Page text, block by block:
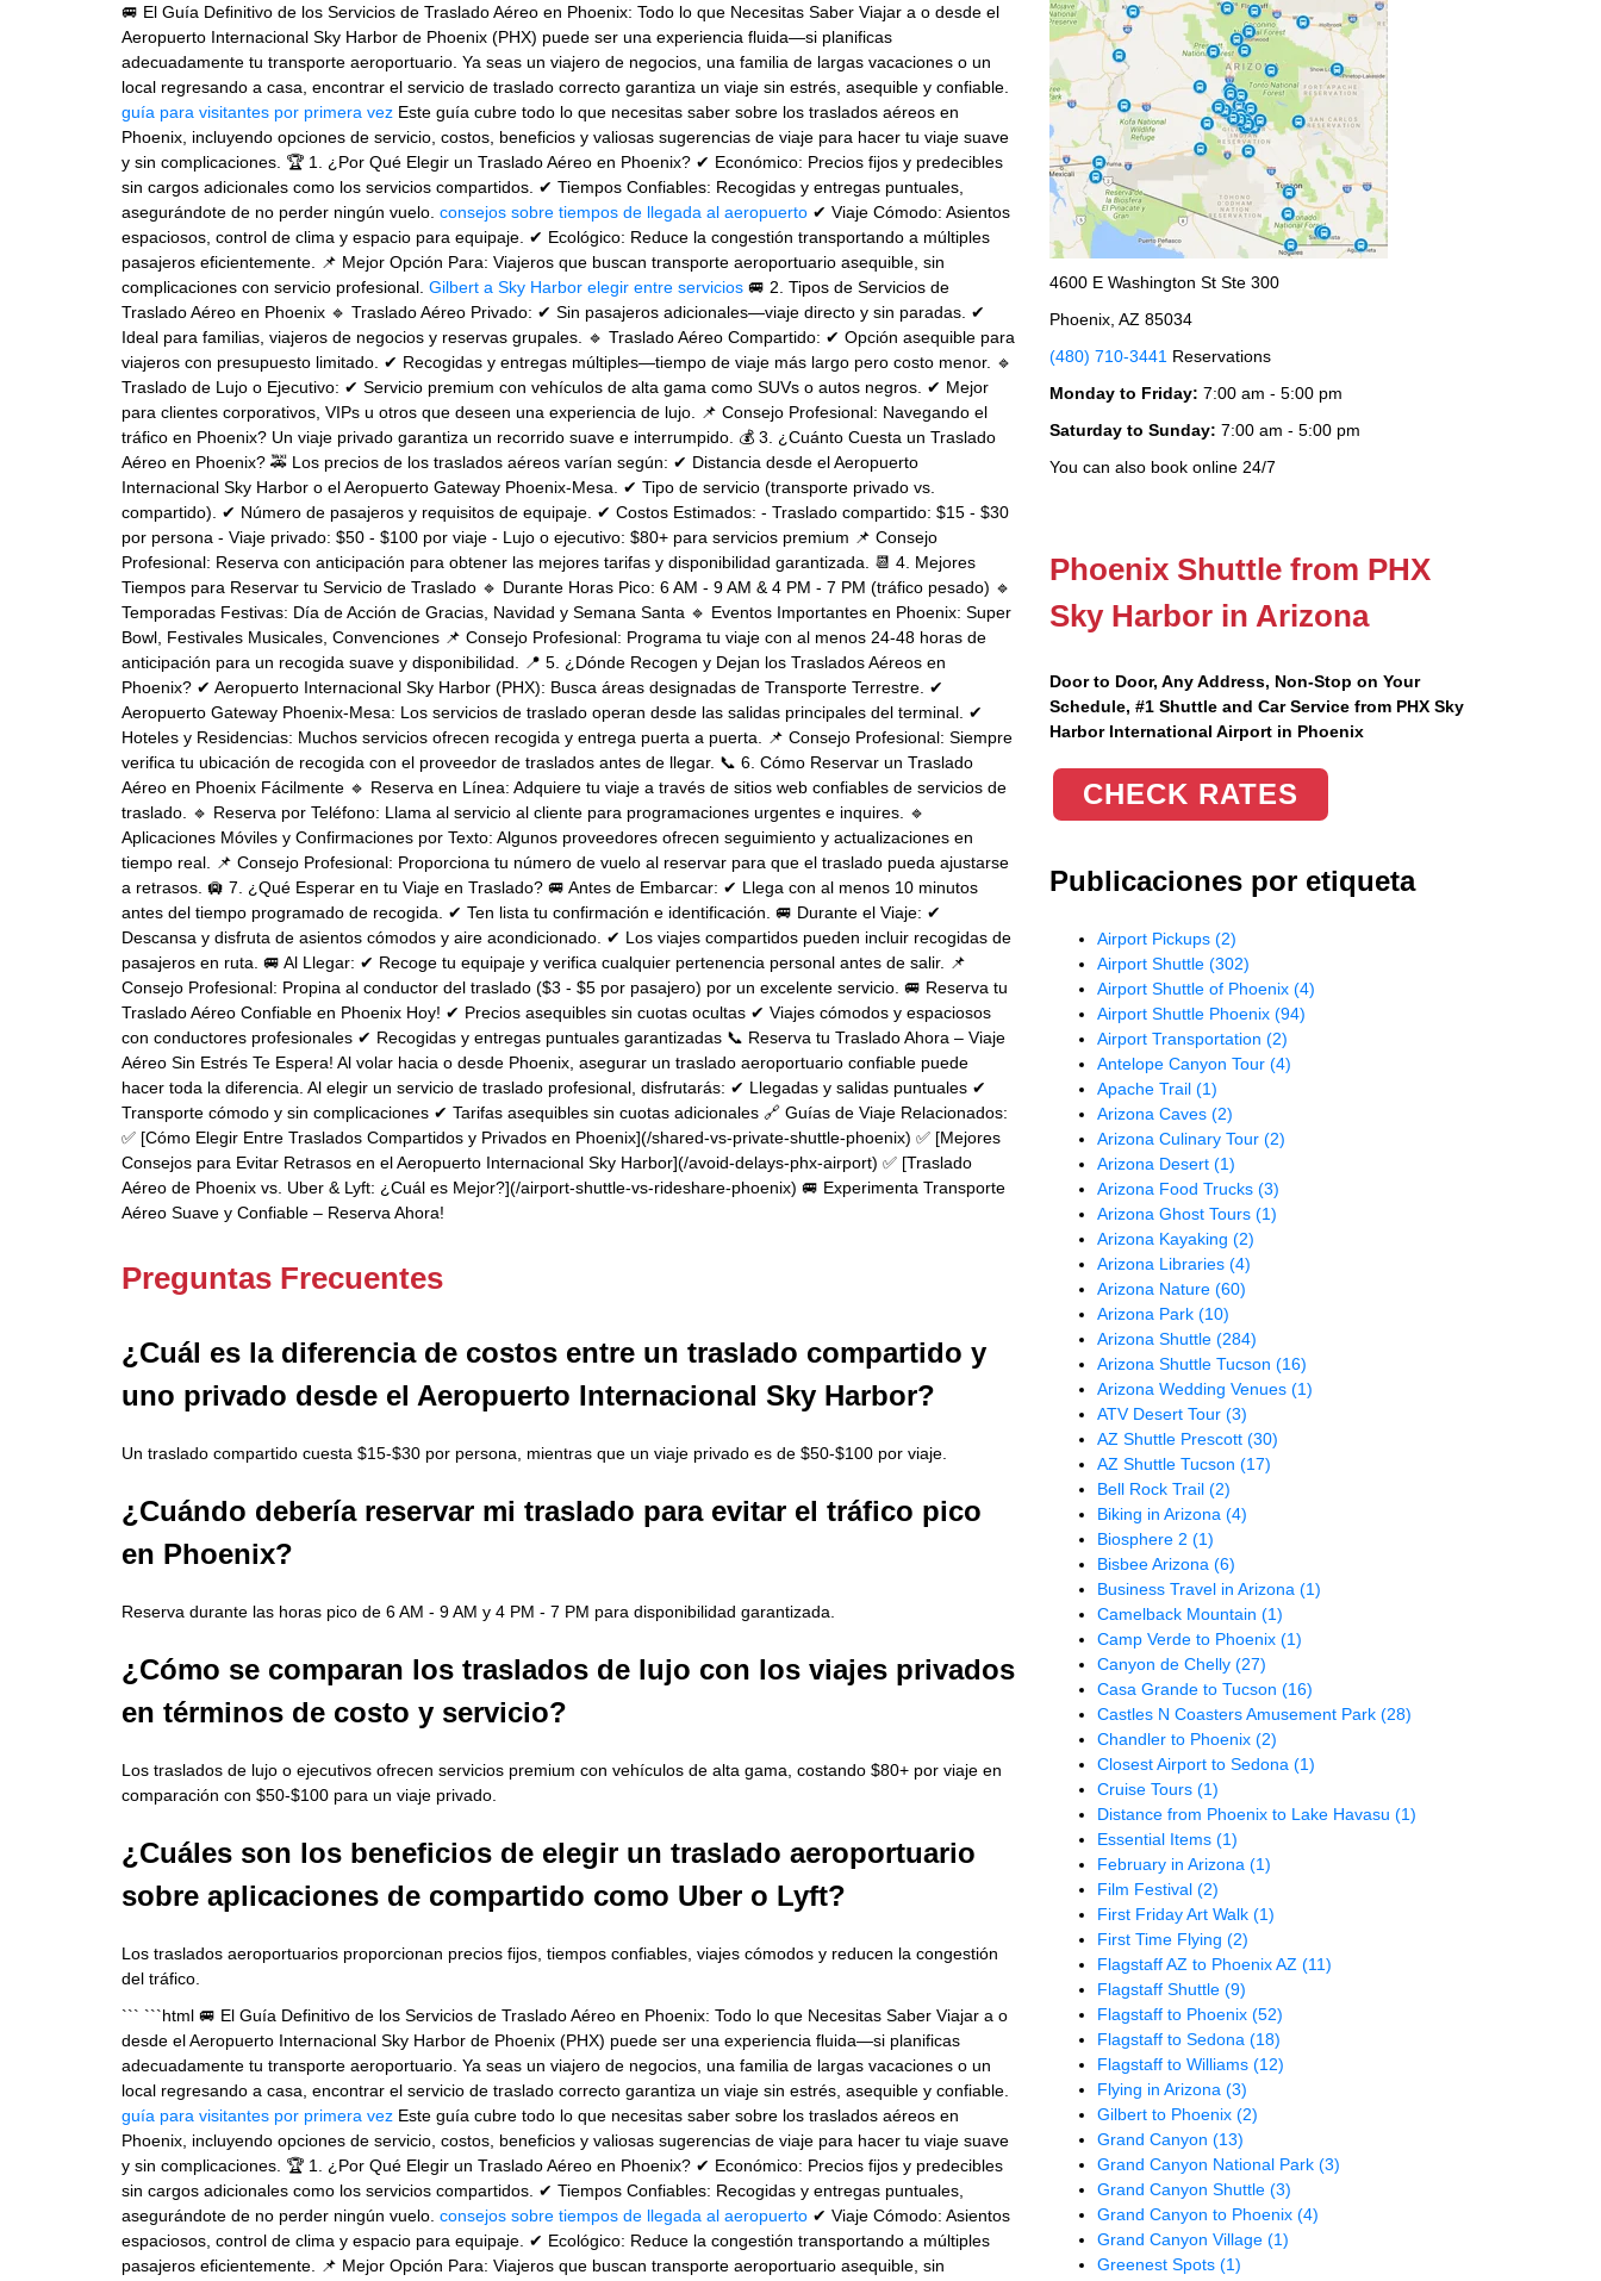
🚐 El Guía Definitivo de los Servicios de Traslado Aéreo en Phoenix: Todo lo que Necesitas Saber Viajar a o desde el
Aeropuerto Internacional Sky Harbor de Phoenix (PHX) puede ser una experiencia fluida—si planificas
adecuadamente tu transporte aeroportuario. Ya seas un viajero de negocios, una familia de largas vacaciones o un
local regresando a casa, encontrar el servicio de traslado correcto garantiza un viaje sin estrés, asequible y confiable.
guía para visitantes por primera vez Este guía cubre todo lo que necesitas saber sobre los traslados aéreos en
Phoenix, incluyendo opciones de servicio, costos, beneficios y valiosas sugerencias de viaje para hacer tu viaje suave
y sin complicaciones. 🏆 1. ¿Por Qué Elegir un Traslado Aéreo en Phoenix? ✔ Económico: Precios fijos y predecibles
sin cargos adicionales como los servicios compartidos. ✔ Tiempos Confiables: Recogidas y entregas puntuales,
asegurándote de no perder ningún vuelo. consejos sobre tiempos de llegada al aeropuerto ✔ Viaje Cómodo: Asientos
espaciosos, control de clima y espacio para equipaje. ✔ Ecológico: Reduce la congestión transportando a múltiples
pasajeros eficientemente. 📌 Mejor Opción Para: Viajeros que buscan transporte aeroportuario asequible, sin
complicaciones con servicio profesional. Gilbert a Sky Harbor elegir entre servicios 🚐 2. Tipos de Servicios de
Traslado Aéreo en Phoenix 🔹 Traslado Aéreo Privado: ✔ Sin pasajeros adicionales—viaje directo y sin paradas. ✔
Ideal para familias, viajeros de negocios y reservas grupales. 🔹 Traslado Aéreo Compartido: ✔ Opción asequible para
viajeros con presupuesto limitado. ✔ Recogidas y entregas múltiples—tiempo de viaje más largo pero costo menor. 🔹
Traslado de Lujo o Ejecutivo: ✔ Servicio premium con vehículos de alta gama como SUVs o autos negros. ✔ Mejor
para clientes corporativos, VIPs u otros que deseen una experiencia de lujo. 📌 Consejo Profesional: Navegando el
tráfico en Phoenix? Un viaje privado garantiza un recorrido suave e interrumpido. 💰 3. ¿Cuánto Cuesta un Traslado
Aéreo en Phoenix? 🚕 Los precios de los traslados aéreos varían según: ✔ Distancia desde el Aeropuerto
Internacional Sky Harbor o el Aeropuerto Gateway Phoenix-Mesa. ✔ Tipo de servicio (transporte privado vs.
compartido). ✔ Número de pasajeros y requisitos de equipaje. ✔ Costos Estimados: - Traslado compartido: $15 - $30
por persona - Viaje privado: $50 - $100 por viaje - Lujo o ejecutivo: $80+ para servicios premium 📌 Consejo
Profesional: Reserva con anticipación para obtener las mejores tarifas y disponibilidad garantizada. 📆 4. Mejores
Tiempos para Reservar tu Servicio de Traslado 🔹 Durante Horas Pico: 6 AM - 9 AM & 4 PM - 7 PM (tráfico pesado) 🔹
Temporadas Festivas: Día de Acción de Gracias, Navidad y Semana Santa 🔹 Eventos Importantes en Phoenix: Super
Bowl, Festivales Musicales, Convenciones 📌 Consejo Profesional: Programa tu viaje con al menos 24-48 horas de
anticipación para un recogida suave y disponibilidad. 📍 5. ¿Dónde Recogen y Dejan los Traslados Aéreos en
Phoenix? ✔ Aeropuerto Internacional Sky Harbor (PHX): Busca áreas designadas de Transporte Terrestre. ✔
Aeropuerto Gateway Phoenix-Mesa: Los servicios de traslado operan desde las salidas principales del terminal. ✔
Hoteles y Residencias: Muchos servicios ofrecen recogida y entrega puerta a puerta. 📌 Consejo Profesional: Siempre
verifica tu ubicación de recogida con el proveedor de traslados antes de llegar. 📞 6. Cómo Reservar un Traslado
Aéreo en Phoenix Fácilmente 🔹 Reserva en Línea: Adquiere tu viaje a través de sitios web confiables de servicios de
traslado. 🔹 Reserva por Teléfono: Llama al servicio al cliente para programaciones urgentes e inquires. 🔹
Aplicaciones Móviles y Confirmaciones por Texto: Algunos proveedores ofrecen seguimiento y actualizaciones en
tiempo real. 📌 Consejo Profesional: Proporciona tu número de vuelo al reservar para que el traslado pueda ajustarse
a retrasos. 🛄 7. ¿Qué Esperar en tu Viaje en Traslado? 🚐 Antes de Embarcar: ✔ Llega con al menos 10 minutos
antes del tiempo programado de recogida. ✔ Ten lista tu confirmación e identificación. 🚐 Durante el Viaje: ✔
Descansa y disfruta de asientos cómodos y aire acondicionado. ✔ Los viajes compartidos pueden incluir recogidas de
pasajeros en ruta. 🚐 Al Llegar: ✔ Recoge tu equipaje y verifica cualquier pertenencia personal antes de salir. 📌
Consejo Profesional: Propina al conductor del traslado ($3 - $5 por pasajero) por un excelente servicio. 🚐 Reserva tu
Traslado Aéreo Confiable en Phoenix Hoy! ✔ Precios asequibles sin cuotas ocultas ✔ Viajes cómodos y espaciosos
con conductores profesionales ✔ Recogidas y entregas puntuales garantizadas 📞 Reserva tu Traslado Ahora – Viaje
Aéreo Sin Estrés Te Espera! Al volar hacia o desde Phoenix, asegurar un traslado aeroportuario confiable puede
hacer toda la diferencia. Al elegir un servicio de traslado profesional, disfrutarás: ✔ Llegadas y salidas puntuales ✔
Transporte cómodo y sin complicaciones ✔ Tarifas asequibles sin cuotas adicionales 🔗 Guías de Viaje Relacionados:
✅ [Cómo Elegir Entre Traslados Compartidos y Privados en Phoenix](/shared-vs-private-shuttle-phoenix) ✅ [Mejores
Consejos para Evitar Retrasos en el Aeropuerto Internacional Sky Harbor](/avoid-delays-phx-airport) ✅ [Traslado
Aéreo de Phoenix vs. Uber & Lyft: ¿Cuál es Mejor?](/airport-shuttle-vs-rideshare-phoenix) 🚐 Experimenta Transporte
Aéreo Suave y Confiable – Reserva Ahora!
Preguntas Frecuentes
¿Cuál es la diferencia de costos entre un traslado compartido y
uno privado desde el Aeropuerto Internacional Sky Harbor?
Un traslado compartido cuesta $15-$30 por persona, mientras que un viaje privado es de $50-$100 por viaje.
¿Cuándo debería reservar mi traslado para evitar el tráfico pico
en Phoenix?
Reserva durante las horas pico de 6 AM - 9 AM y 4 PM - 7 PM para disponibilidad garantizada.
¿Cómo se comparan los traslados de lujo con los viajes privados
en términos de costo y servicio?
Los traslados de lujo o ejecutivos ofrecen servicios premium con vehículos de alta gama, costando $80+ por viaje en
comparación con $50-$100 para un viaje privado.
¿Cuáles son los beneficios de elegir un traslado aeroportuario
sobre aplicaciones de compartido como Uber o Lyft?
Los traslados aeroportuarios proporcionan precios fijos, tiempos confiables, viajes cómodos y reducen la congestión
del tráfico.
``` ```html 🚐 El Guía Definitivo de los Servicios de Traslado Aéreo en Phoenix: Todo lo que Necesitas Saber Viajar a o
desde el Aeropuerto Internacional Sky Harbor de Phoenix (PHX) puede ser una experiencia fluida—si planificas
adecuadamente tu transporte aeroportuario. Ya seas un viajero de negocios, una familia de largas vacaciones o un
local regresando a casa, encontrar el servicio de traslado correcto garantiza un viaje sin estrés, asequible y confiable.
guía para visitantes por primera vez Este guía cubre todo lo que necesitas saber sobre los traslados aéreos en
Phoenix, incluyendo opciones de servicio, costos, beneficios y valiosas sugerencias de viaje para hacer tu viaje suave
y sin complicaciones. 🏆 1. ¿Por Qué Elegir un Traslado Aéreo en Phoenix? ✔ Económico: Precios fijos y predecibles
sin cargos adicionales como los servicios compartidos. ✔ Tiempos Confiables: Recogidas y entregas puntuales,
asegurándote de no perder ningún vuelo. consejos sobre tiempos de llegada al aeropuerto ✔ Viaje Cómodo: Asientos
espaciosos, control de clima y espacio para equipaje. ✔ Ecológico: Reduce la congestión transportando a múltiples
pasajeros eficientemente. 📌 Mejor Opción Para: Viajeros que buscan transporte aeroportuario asequible, sin
4600 E Washington St Ste 300
Phoenix, AZ 85034
(480) 710-3441 Reservations
Monday to Friday: 7:00 am - 5:00 pm
Saturday to Sunday: 7:00 am - 5:00 pm
You can also book online 24/7
Phoenix Shuttle from PHX
Sky Harbor in Arizona
Door to Door, Any Address, Non-Stop on Your
Schedule, #1 Shuttle and Car Service from PHX Sky
Harbor International Airport in Phoenix
CHECK RATES
Publicaciones por etiqueta
Airport Pickups(2)
Airport Shuttle(302)
Airport Shuttle of Phoenix(4)
Airport Shuttle Phoenix(94)
Airport Transportation(2)
Antelope Canyon Tour(4)
Apache Trail(1)
Arizona Caves(2)
Arizona Culinary Tour(2)
Arizona Desert(1)
Arizona Food Trucks(3)
Arizona Ghost Tours(1)
Arizona Kayaking(2)
Arizona Libraries(4)
Arizona Nature(60)
Arizona Park(10)
Arizona Shuttle(284)
Arizona Shuttle Tucson(16)
Arizona Wedding Venues(1)
ATV Desert Tour(3)
AZ Shuttle Prescott(30)
AZ Shuttle Tucson(17)
Bell Rock Trail(2)
Biking in Arizona(4)
Biosphere 2(1)
Bisbee Arizona(6)
Business Travel in Arizona(1)
Camelback Mountain(1)
Camp Verde to Phoenix(1)
Canyon de Chelly(27)
Casa Grande to Tucson(16)
Castles N Coasters Amusement Park(28)
Chandler to Phoenix(2)
Closest Airport to Sedona(1)
Cruise Tours(1)
Distance from Phoenix to Lake Havasu(1)
Essential Items(1)
February in Arizona(1)
Film Festival(2)
First Friday Art Walk(1)
First Time Flying(2)
Flagstaff AZ to Phoenix AZ(11)
Flagstaff Shuttle(9)
Flagstaff to Phoenix(52)
Flagstaff to Sedona(18)
Flagstaff to Williams(12)
Flying in Arizona(3)
Gilbert to Phoenix(2)
Grand Canyon(13)
Grand Canyon National Park(3)
Grand Canyon Shuttle(3)
Grand Canyon to Phoenix(4)
Grand Canyon Village(1)
Greenest Spots(1)